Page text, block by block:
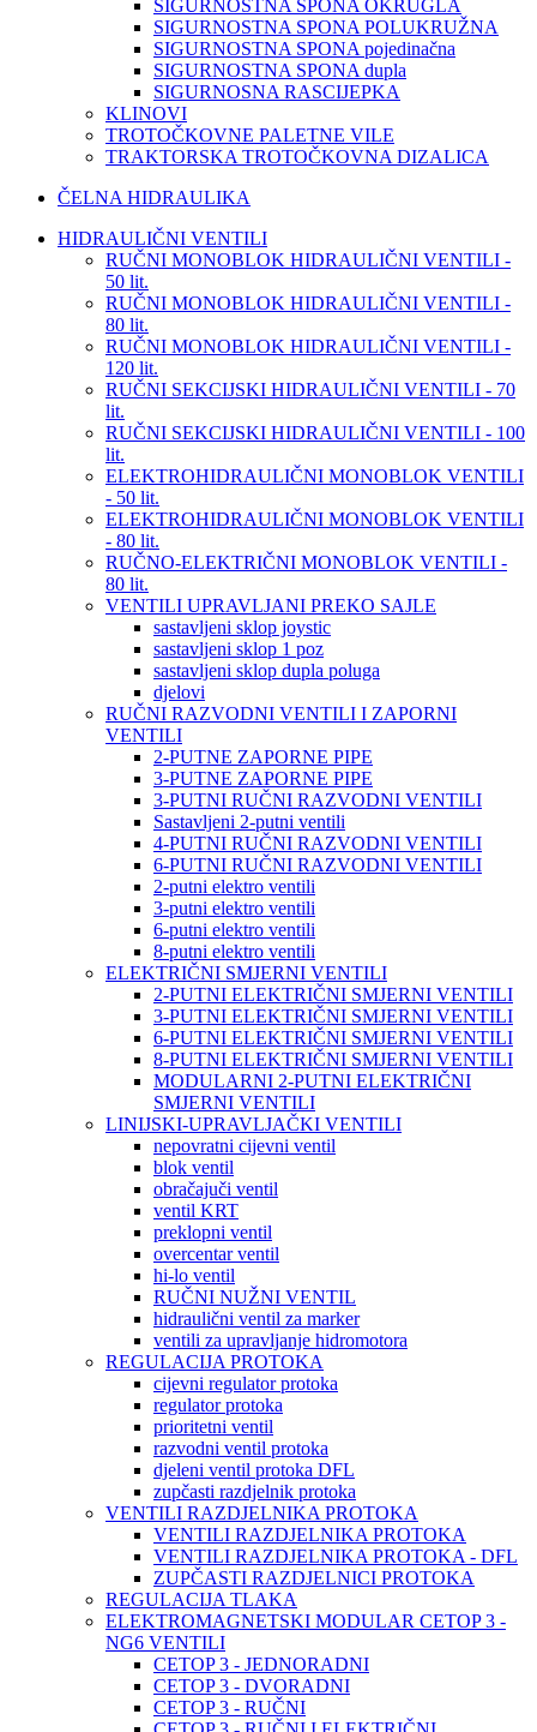
SIGURNOSTNA SPONA OKRUGLA
SIGURNOSTNA SPONA POLUKRUŽNA
SIGURNOSTNA SPONA pojedinačna
SIGURNOSTNA SPONA dupla
SIGURNOSNA RASCIJEPKA
KLINOVI
TROTOČKOVNE PALETNE VILE
TRAKTORSKA TROTOČKOVNA DIZALICA
ČELNA HIDRAULIKA
HIDRAULIČNI VENTILI
RUČNI MONOBLOK HIDRAULIČNI VENTILI -
50 lit.
RUČNI MONOBLOK HIDRAULIČNI VENTILI -
80 lit.
RUČNI MONOBLOK HIDRAULIČNI VENTILI -
120 lit.
RUČNI SEKCIJSKI HIDRAULIČNI VENTILI - 70
lit.
RUČNI SEKCIJSKI HIDRAULIČNI VENTILI - 100
lit.
ELEKTROHIDRAULIČNI MONOBLOK VENTILI
- 50 lit.
ELEKTROHIDRAULIČNI MONOBLOK VENTILI
- 80 lit.
RUČNO-ELEKTRIČNI MONOBLOK VENTILI -
80 lit.
VENTILI UPRAVLJANI PREKO SAJLE
sastavljeni sklop joystic
sastavljeni sklop 1 poz
sastavljeni sklop dupla poluga
djelovi
RUČNI RAZVODNI VENTILI I ZAPORNI
VENTILI
2-PUTNE ZAPORNE PIPE
3-PUTNE ZAPORNE PIPE
3-PUTNI RUČNI RAZVODNI VENTILI
Sastavljeni 2-putni ventili
4-PUTNI RUČNI RAZVODNI VENTILI
6-PUTNI RUČNI RAZVODNI VENTILI
2-putni elektro ventili
3-putni elektro ventili
6-putni elektro ventili
8-putni elektro ventili
ELEKTRIČNI SMJERNI VENTILI
2-PUTNI ELEKTRIČNI SMJERNI VENTILI
3-PUTNI ELEKTRIČNI SMJERNI VENTILI
6-PUTNI ELEKTRIČNI SMJERNI VENTILI
8-PUTNI ELEKTRIČNI SMJERNI VENTILI
MODULARNI 2-PUTNI ELEKTRIČNI
SMJERNI VENTILI
LINIJSKI-UPRAVLJAČKI VENTILI
nepovratni cijevni ventil
blok ventil
obračajuči ventil
ventil KRT
preklopni ventil
overcentar ventil
hi-lo ventil
RUČNI NUŽNI VENTIL
hidraulični ventil za marker
ventili za upravljanje hidromotora
REGULACIJA PROTOKA
cijevni regulator protoka
regulator protoka
prioritetni ventil
razvodni ventil protoka
djeleni ventil protoka DFL
zupčasti razdjelnik protoka
VENTILI RAZDJELNIKA PROTOKA
VENTILI RAZDJELNIKA PROTOKA
VENTILI RAZDJELNIKA PROTOKA - DFL
ZUPČASTI RAZDJELNICI PROTOKA
REGULACIJA TLAKA
ELEKTROMAGNETSKI MODULAR CETOP 3 -
NG6 VENTILI
CETOP 3 - JEDNORADNI
CETOP 3 - DVORADNI
CETOP 3 - RUČNI